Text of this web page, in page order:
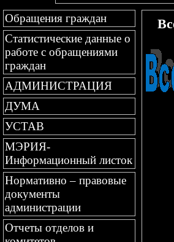
Обращения граждан
Статистические данные о
работе с обращениями
граждан
АДМИНИСТРАЦИЯ
ДУМА
УСТАВ
МЭРИЯ-
Информационный листок
Нормативно – правовые
документы
администрации
Отчеты отделов и